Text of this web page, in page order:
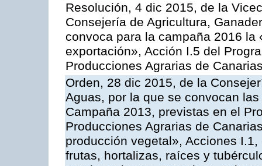
Resolución, 4 dic 2015, de la
Consejería de Agricultura,
convoca para la campaña 2016
exportación», Acción I.5 del
Producciones Agrarias de
Orden, 28 dic 2015, de la
Aguas, por la que se convocan
Campaña 2013, previstas en el
Producciones Agrarias de
producción vegetal», Acciones
frutas, hortalizas, raíces y